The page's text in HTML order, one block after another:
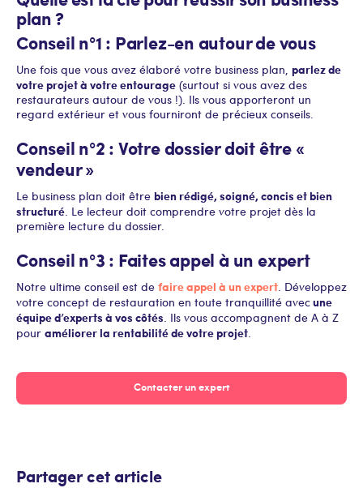
plan ?
Conseil n°1 : Parlez-en autour de vous
Une fois que vous avez élaboré votre business plan, parlez de
votre projet à votre entourage (surtout si vous avez des
restaurateurs autour de vous !). Ils vous apporteront un
regard extérieur et vous fourniront de précieux conseils.
Conseil n°2 : Votre dossier doit être «
vendeur »
Le business plan doit être bien rédigé, soigné, concis et bien
structuré. Le lecteur doit comprendre votre projet dès la
première lecture du dossier.
Conseil n°3 : Faites appel à un expert
Notre ultime conseil est de faire appel à un expert. Développez
votre concept de restauration en toute tranquillité avecune
équipe d’experts à vos côtés. Ils vous accompagnent de A à Z
pour améliorer la rentabilité de votre projet.
Contacter un expert
Partager cet article